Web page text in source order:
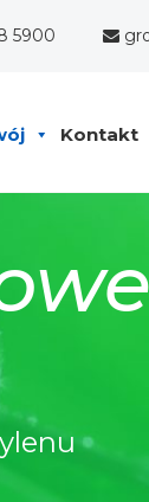
5900
Kontakt